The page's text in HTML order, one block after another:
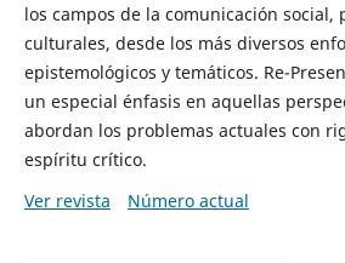
los campos de la comunicación social,
culturales, desde los más diversos
epistemológicos y temáticos. Re-
un especial énfasis en aquellas
abordan los problemas actuales con
espíritu crítico.
Ver revista
Número actual